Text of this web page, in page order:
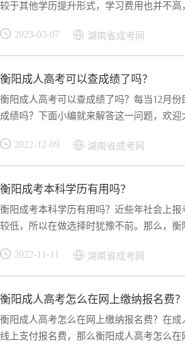
较于其他学历提升形式，学习费用也并不
2023-03-07 湖南省成考网
衡阳成人高考可以查成绩了吗？
衡阳成人高考可以查成绩了吗？每当12月
成绩吗？下面小编就来解答这一问题，欢迎
2022-12-09 湖南省成考网
衡阳成考本科学历有用吗？
衡阳成考本科学历有用吗？近些年社会上
较低，所以在做选择时犹豫不前。那么，
2022-11-11 湖南省成考网
衡阳成人高考怎么在网上缴纳报名费？
衡阳成人高考怎么在网上缴纳报名费？在
线上支付报名费，那么衡阳成人高考怎么